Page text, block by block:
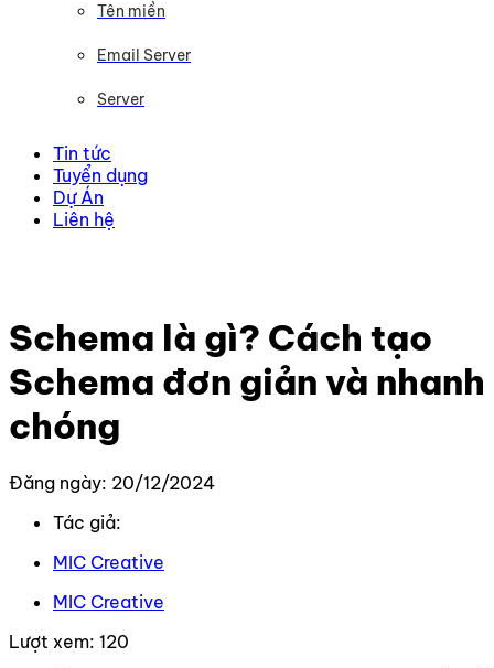
Tên miền
Email Server
Server
Tin tức
Tuyển dụng
Dự Án
Liên hệ
Schema là gì? Cách tạo
Schema đơn giản và nhanh
chóng
Đăng ngày: 20/12/2024
Tác giả:
MIC Creative
MIC Creative
Lượt xem: 120